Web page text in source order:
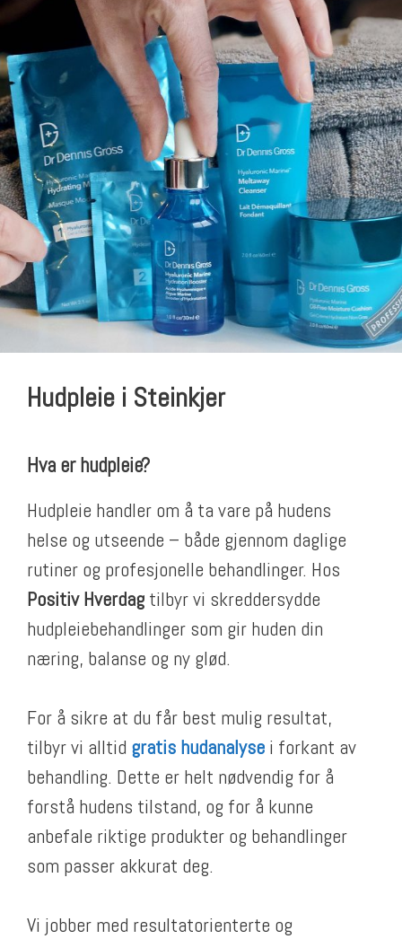
Hudpleie i Steinkjer
Hva er hudpleie?
Hudpleie handler om å ta vare på hudens
helse og utseende – både gjennom daglige
rutiner og profesjonelle behandlinger. Hos
Positiv Hverdag tilbyr vi skreddersydde
hudpleiebehandlinger som gir huden din
næring, balanse og ny glød.
For å sikre at du får best mulig resultat,
tilbyr vi alltid gratis hudanalyse i forkant av
behandling. Dette er helt nødvendig for å
forstå hudens tilstand, og for å kunne
anbefale riktige produkter og behandlinger
som passer akkurat deg.
Vi jobber med resultatorienterte og